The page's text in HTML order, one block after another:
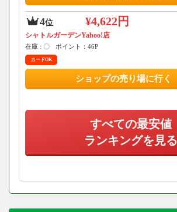
4位 ¥4,622円
シャトルガーデンYahoo!店
在庫 : 〇 ポイント：46P
カードOK
ショップの売り場に行く
すべての最安値
ランキングを見る